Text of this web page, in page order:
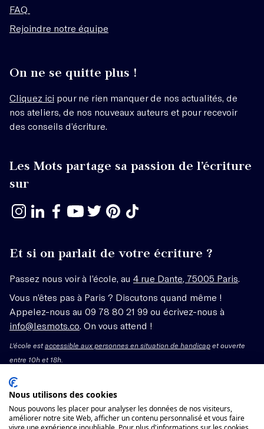
FAQ
Rejoindre notre équipe
On ne se quitte plus !
Cliquez ici pour ne rien manquer de nos actualités, de
nos ateliers, de nos nouveaux auteurs et pour recevoir
des conseils d’écriture.
Les Mots partage sa passion de l’écriture
sur
Et si on parlait de votre écriture ?
Passez nous voir à l’école, au 4 rue Dante, 75005 Paris
Vous n’êtes pas à Paris ? Discutons quand même !
Appelez-nous au 09 78 80 21 99 ou écrivez-nous à
info@lesmots.co . On vous attend !
L'école estaccessible aux personnes en situation de handicap et ouverte
entre 10h et 18h.
Mentions légales – CGV
Organisme de formation enregistré sous le numéro
Nous utilisons des cookies
Nous pouvons les placer pour analyser les données de nos visiteurs,
améliorer notre site Web, afficher un contenu personnalisé et vous faire